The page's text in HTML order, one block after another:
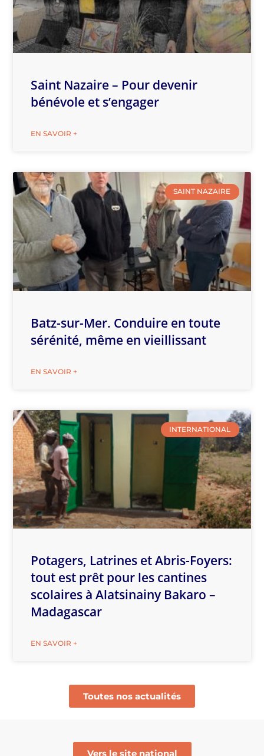
Saint Nazaire – Pour devenir
bénévole et s’engager
EN SAVOIR +
SAINT NAZAIRE
Batz-sur-Mer. Conduire en toute
sérénité, même en vieillissant
EN SAVOIR +
INTERNATIONAL
Potagers, Latrines et Abris-Foyers:
tout est prêt pour les cantines
scolaires à Alatsinainy Bakaro –
Madagascar
EN SAVOIR +
Toutes nos actualités
Vers le site national